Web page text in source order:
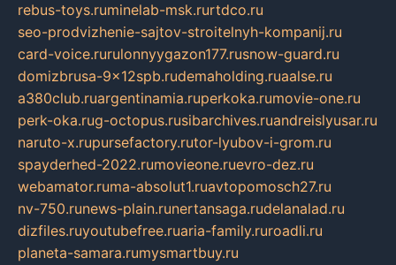
rebus-toys.ruminelab-msk.rurtdco.ru
seo-prodvizhenie-sajtov-stroitelnyh-kompanij.ru
card-voice.rurulonnyygazon177.rusnow-guard.ru
domizbrusa-9x12spb.rudemaholding.ruaalse.ru
a380club.ruargentinamia.ruperkoka.rumovie-one.ru
perk-oka.rug-octopus.rusibarchives.ruandreislyusar.ru
naruto-x.rupursefactory.rutor-lyubov-i-grom.ru
spayderhed-2022.rumovieone.ruevro-dez.ru
webamator.ruma-absolut1.ruavtopomosch27.ru
nv-750.runews-plain.runertansaga.rudelanalad.ru
dizfiles.ruyoutubefree.ruaria-family.ruroadli.ru
planeta-samara.rumysmartbuy.ru